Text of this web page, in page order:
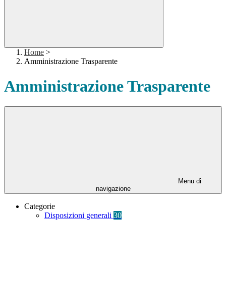
Home >
Amministrazione Trasparente
Amministrazione Trasparente
Menu di
navigazione
Categorie
Disposizioni generali 30